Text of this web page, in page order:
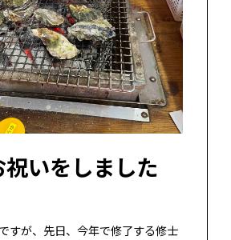
いをしました
すが、先日、今年で修了する修士